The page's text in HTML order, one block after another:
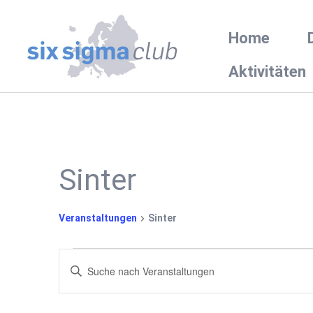
Home
Aktivitäten
Sinter
Veranstaltungen Sinter
Veranstaltungen
Suche
Bitte
Schlüsselwort
Suche